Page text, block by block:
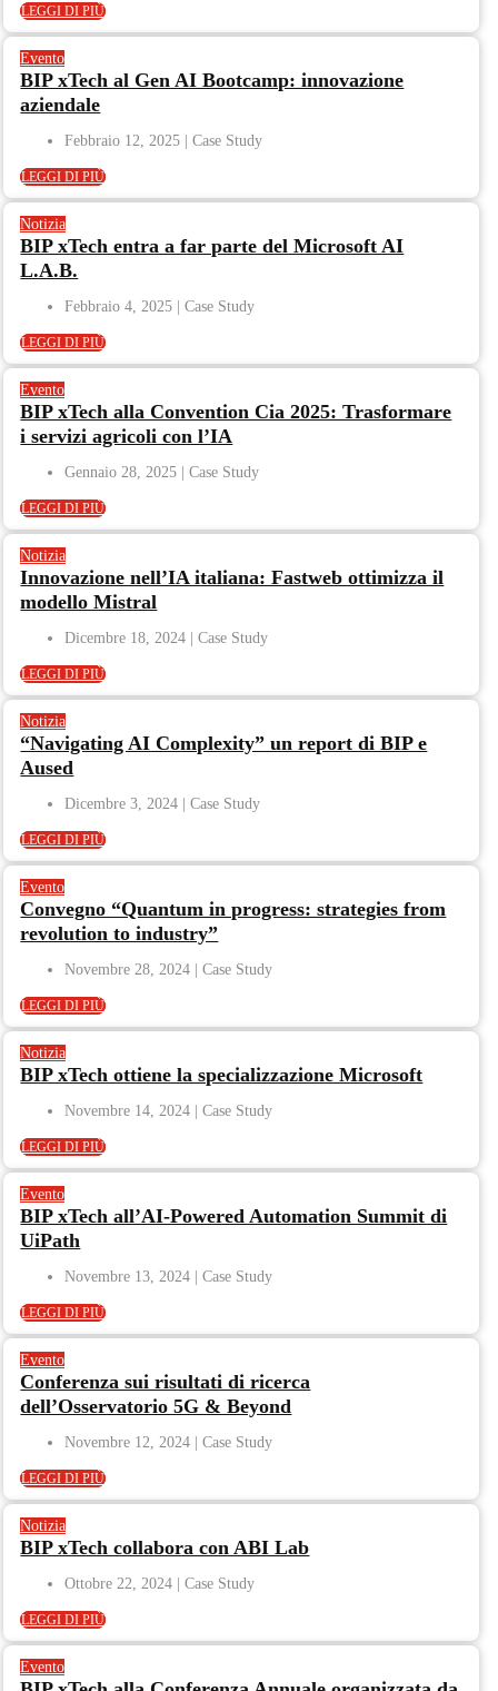
LEGGI DI PIÙ
Evento
BIP xTech al Gen AI Bootcamp: innovazione
aziendale
Febbraio 12, 2025
LEGGI DI PIÙ
Notizia
BIP xTech entra a far parte del Microsoft AI
L.A.B.
Febbraio 4, 2025
LEGGI DI PIÙ
Evento
BIP xTech alla Convention Cia 2025: Trasformare
i servizi agricoli con l’IA
Gennaio 28, 2025
LEGGI DI PIÙ
Notizia
Innovazione nell’IA italiana: Fastweb ottimizza il
modello Mistral
Dicembre 18, 2024
LEGGI DI PIÙ
Notizia
“Navigating AI Complexity” un report di BIP e
Aused
Dicembre 3, 2024
LEGGI DI PIÙ
Evento
Convegno “Quantum in progress: strategies from
revolution to industry”
Novembre 28, 2024
LEGGI DI PIÙ
Notizia
BIP xTech ottiene la specializzazione Microsoft
Novembre 14, 2024
LEGGI DI PIÙ
Evento
BIP xTech all’AI-Powered Automation Summit di
UiPath
Novembre 13, 2024
LEGGI DI PIÙ
Evento
Conferenza sui risultati di ricerca
dell’Osservatorio 5G & Beyond
Novembre 12, 2024
LEGGI DI PIÙ
Notizia
BIP xTech collabora con ABI Lab
Ottobre 22, 2024
LEGGI DI PIÙ
Evento